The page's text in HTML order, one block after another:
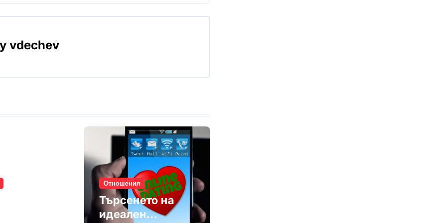
vdechev
Отношения
Търсенето на
идеален